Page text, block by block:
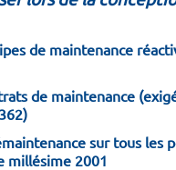
de maintenance
de maintenance
sur tous les
millésime 2001